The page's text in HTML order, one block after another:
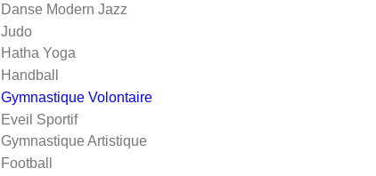
Danse Modern Jazz
Judo
Hatha Yoga
Handball
Gymnastique Volontaire
Eveil Sportif
Gymnastique Artistique
Football